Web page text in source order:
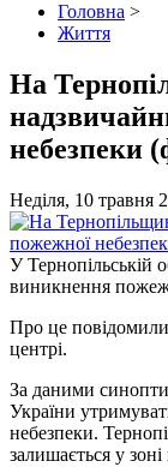
Головна >
Життя
На
небезпеки
Неділя, 10 травня
У Тернопільській
виникнення
Про це повідомили
центрі.
За даними
України
небезпеки.
залишається у